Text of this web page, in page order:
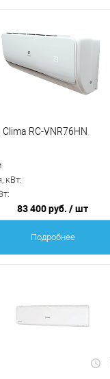
RC-VNR76HN
кВт:
83 400 руб. / шт
Подробнее